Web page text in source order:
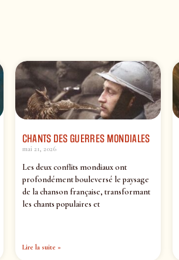
CHANTS DES GUERRES MONDIALES
mai 21, 2026
Les deux conflits mondiaux ont
profondément bouleversé le paysage
de la chanson française, transformant
les chants populaires et
Lire la suite »